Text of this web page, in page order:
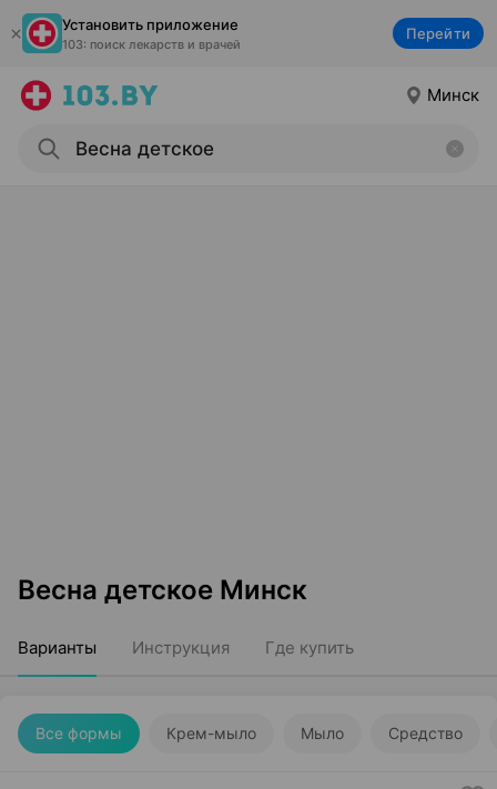
Установить приложение
103: поиск лекарств и врачей
Перейти
Минск
Весна детское Минск
Варианты Инструкция Где купить
Все формы Крем-мыло Мыло Средство